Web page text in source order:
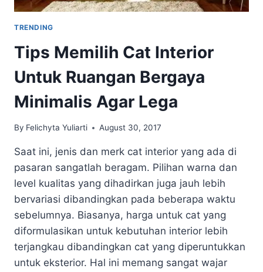
TRENDING
Tips Memilih Cat Interior
Untuk Ruangan Bergaya
Minimalis Agar Lega
By Felichyta Yuliarti August 30, 2017
Saat ini, jenis dan merk cat interior yang ada di
pasaran sangatlah beragam. Pilihan warna dan
level kualitas yang dihadirkan juga jauh lebih
bervariasi dibandingkan pada beberapa waktu
sebelumnya. Biasanya, harga untuk cat yang
diformulasikan untuk kebutuhan interior lebih
terjangkau dibandingkan cat yang diperuntukkan
untuk eksterior. Hal ini memang sangat wajar